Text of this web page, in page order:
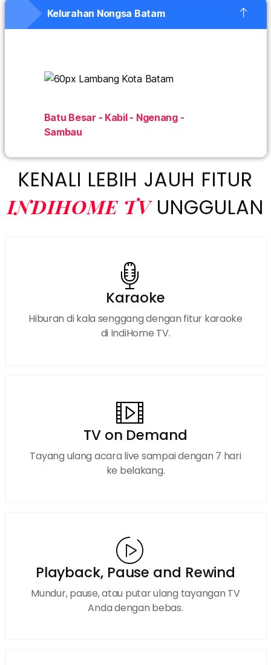
Kelurahan Nongsa Batam
Batu Besar - Kabil - Ngenang -
Sambau
KENALI LEBIH JAUH FITUR
INDIHOME TVUNGGULAN
Karaoke
Hiburan di kala senggang dengan fitur karaoke
di IndiHome TV.
TV on Demand
Tayang ulang acara live sampai dengan 7 hari
ke belakang.
Playback, Pause and Rewind
Mundur, pause, atau putar ulang tayangan TV
Anda dengan bebas.